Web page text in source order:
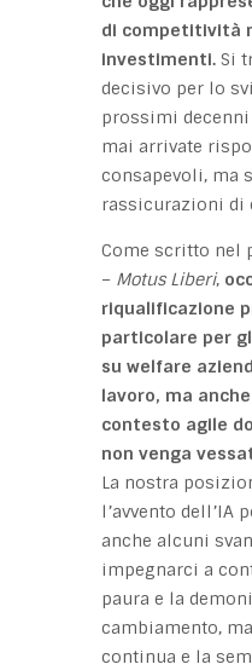
di competitività
investimenti. Si
decisivo per lo
prossimi
mai arrivate
consapevoli, ma
rassicurazioni di
Come scritto nel
– Motus Liberi,
riqualificazione
particolare per
su welfare
lavoro, ma
contesto agile
non venga
La nostra
l’avvento dell’IA
anche alcuni
impegnarci a
paura e la
cambiamento,
continua e la